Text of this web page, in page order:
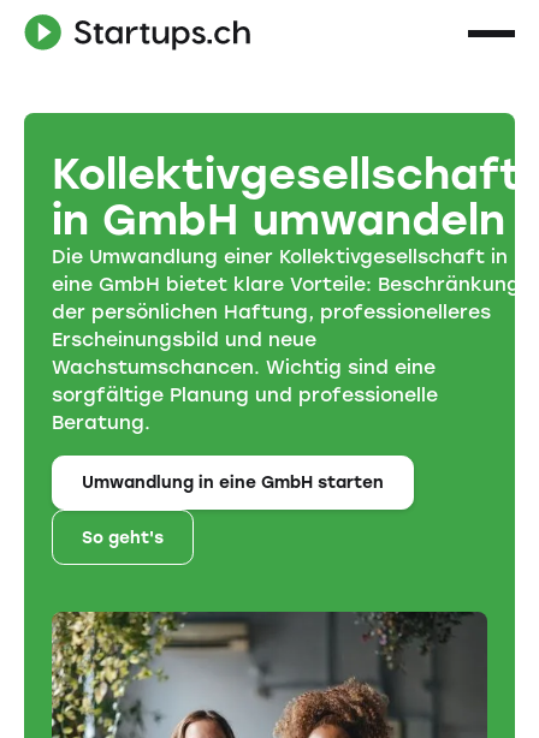
Kollektivgesellschaft
in GmbH umwandeln
Die Umwandlung einer Kollektivgesellschaft in
eine GmbH bietet klare Vorteile: Beschränkung
der persönlichen Haftung, professionelleres
Erscheinungsbild und neue
Wachstumschancen. Wichtig sind eine
sorgfältige Planung und professionelle
Beratung.
Umwandlung in eine GmbH starten
So geht's